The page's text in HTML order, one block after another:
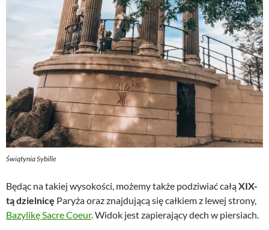
Świątynia Sybille
Będąc na takiej wysokości, możemy także podziwiać całąXIX-
tą dzielnicę Paryża oraz znajdującą się całkiem z lewej strony,
Bazylikę Sacre Coeur. Widok jest zapierający dech w piersiach.